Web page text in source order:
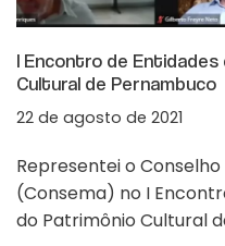
I Encontro de
Cultural de Pernambuco
22 de agosto de 2021
Representei o
(Consema) no I
do Patrimônio Cultural